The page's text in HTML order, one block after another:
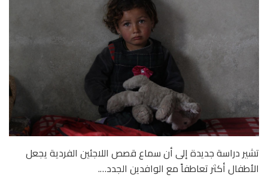
تشير دراسة جديدة إلى أن سماع قصص اللاجئين الفردية يجعل
الأطفال أكثر تعاطفاً مع الوافدين الجدد….